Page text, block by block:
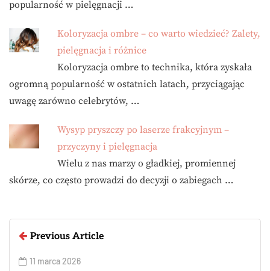
popularność w pielęgnacji …
Koloryzacja ombre – co warto wiedzieć? Zalety,
pielęgnacja i różnice
Koloryzacja ombre to technika, która zyskała
ogromną popularność w ostatnich latach, przyciągając
uwagę zarówno celebrytów, …
Wysyp pryszczy po laserze frakcyjnym –
przyczyny i pielęgnacja
Wielu z nas marzy o gładkiej, promiennej
skórze, co często prowadzi do decyzji o zabiegach …
Previous Article
11 marca 2026